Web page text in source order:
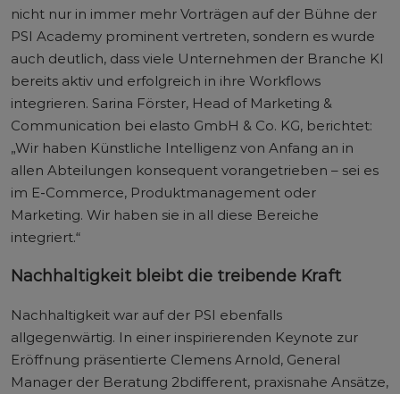
nicht nur in immer mehr Vorträgen auf der Bühne der
PSI Academy prominent vertreten, sondern es wurde
auch deutlich, dass viele Unternehmen der Branche KI
bereits aktiv und erfolgreich in ihre Workflows
integrieren. Sarina Förster, Head of Marketing &
Communication bei elasto GmbH & Co. KG, berichtet:
„Wir haben Künstliche Intelligenz von Anfang an in
allen Abteilungen konsequent vorangetrieben – sei es
im E‑Commerce, Produktmanagement oder
Marketing. Wir haben sie in all diese Bereiche
integriert.“
Nachhaltigkeit bleibt die treibende Kraft
Nachhaltigkeit war auf der PSI ebenfalls
allgegenwärtig. In einer inspirierenden Keynote zur
Eröffnung präsentierte Clemens Arnold, General
Manager der Beratung 2bdifferent, praxisnahe Ansätze,